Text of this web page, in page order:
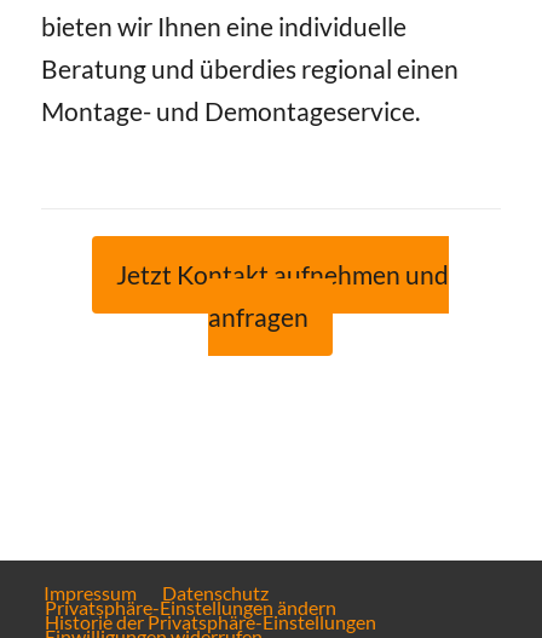
bieten wir Ihnen eine individuelle
Beratung und überdies regional einen
Montage- und Demontageservice.
Jetzt Kontakt aufnehmen und
anfragen
Impressum Datenschutz
Privatsphäre-Einstellungen ändern
Historie der Privatsphäre-Einstellungen